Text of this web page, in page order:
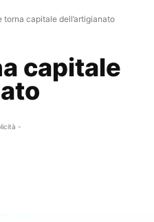
torna capitale dell’artigianato
capitale
-